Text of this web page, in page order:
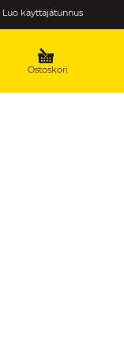
Luo käyttäjätunnus
Ostoskori